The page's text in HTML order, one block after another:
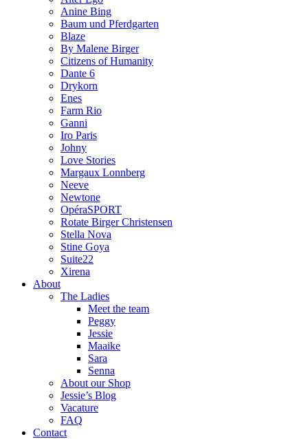
Anine Bing
Baum und Pferdgarten
Blaze
By Malene Birger
Citizens of Humanity
Dante 6
Drykorn
Enes
Farm Rio
Ganni
Iro Paris
Johny
Love Stories
Margaux Lonnberg
Neeve
Newtone
OpéraSPORT
Rotate Birger Christensen
Stella Nova
Stine Goya
Suite22
Xirena
About
The Ladies
Meet the team
Peggy
Jessie
Maaike
Sara
Senna
About our Shop
Jessie’s Blog
Vacature
FAQ
Contact